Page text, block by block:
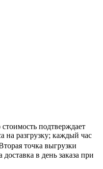
подтверждает
на разгрузку; каждый час
точка выгрузки
в день заказа при